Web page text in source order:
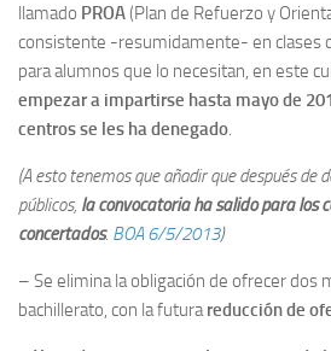
llamado PROA(Plan de Refuerzo y
consistente -resumidamente- en clases
para alumnos que lo necesitan, en este
empezar a impartirse hasta mayo de
centros se les ha denegado.
(A esto tenemos que añadir que después de
públicos, la convocatoria ha salido para los
concertados. BOA 6/5/2013)
– Se elimina la obligación de ofrecer dos
bachillerato, con la futurareducción de